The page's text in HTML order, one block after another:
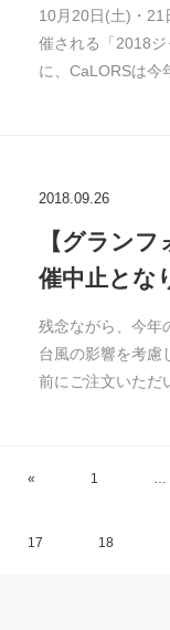
10月20日(土)・21
催される「2018ジ
に、CaLORSは今
2018.09.26
【グラン
催中止とな
残念ながら、今年
台風の影響を考慮
前にご注文いただ
« 1 …
17 18